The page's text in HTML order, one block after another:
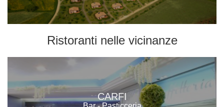
Ristoranti nelle vicinanze
CARFI